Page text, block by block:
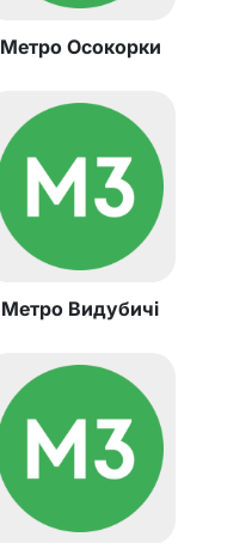
Метро Осокорки
Метро Видубичі